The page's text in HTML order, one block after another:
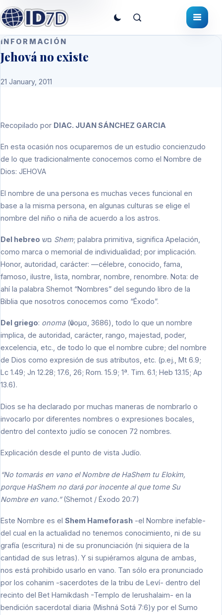
INFORMACIÓN
Jehová no existe
21 January, 2011
Recopilado por DIAC. JUAN SÁNCHEZ GARCIA
En esta ocasión nos ocuparemos de un estudio concienzudo
de lo que tradicionalmente conocemos como el Nombre de
Dios: JEHOVA
El nombre de una persona es muchas veces funcional en
base a la misma persona, en algunas culturas se elige el
nombre del niño o niña de acuerdo a los astros.
Del hebreo Shem; palabra primitiva, significa Apelación,
como marca o memorial de individualidad; por implicación.
Honor, autoridad, carácter: —célebre, conocido, fama,
famoso, ilustre, lista, nombrar, nombre, renombre. Nota: de
ahí la palabra Shemot “Nombres” del segundo libro de la
Biblia que nosotros conocemos como “Éxodo”.
Del griego: onoma(ὄνομα, 3686), todo lo que un nombre
implica, de autoridad, carácter, rango, majestad, poder,
excelencia, etc., de todo lo que el nombre cubre; del nombre
de Dios como expresión de sus atributos, etc. (p.ej., Mt 6.9;
Lc 1.49; Jn 12.28; 17.6, 26; Rom. 15.9; 1ª. Tim. 6.1; Heb 13.15; Ap
13.6).
Dios se ha declarado por muchas maneras de nombrarlo o
invocarlo por diferentes nombres o expresiones bocales,
dentro del contexto judío se conocen 72 nombres.
Explicación desde el punto de vista Judío.
“No tomarás en vano el Nombre de HaShem tu Elokim,
porque HaShem no dará por inocente al que tome Su
Nombre en vano.”(Shemot / Éxodo 20:7)
Este Nombre es el Shem Hameforash -el Nombre inefable-
del cual en la actualidad no tenemos conocimiento, ni de su
grafía (escritura) ni de su pronunciación (ni siquiera de la
cantidad de sus letras). Y si supiéramos alguna de ambas,
nos está prohibido usarlo en vano. Tan sólo era pronunciado
por los cohanim -sacerdotes de la tribu de Leví- dentro del
recinto del Bet Hamikdash -Templo de Ierushalaim- en la
bendición sacerdotal diaria (Mishná Sotá 7:6)y por el Sumo